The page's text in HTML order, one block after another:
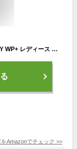
[パラディウム] スニーカー AX EON RETRO SPLY WP+ レディース 96977 GRAY FLANNEL (063) 23.0 cm
Amazonでチェック >>